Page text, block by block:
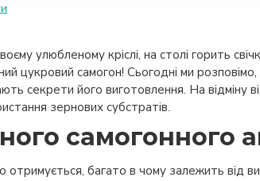
улюбленому кріслі, на столі горить
цукровий самогон! Сьогодні ми
секрети його виготовлення. На відміну
зернових субстратів.
самогонного
отримується, багато в чому залежить від